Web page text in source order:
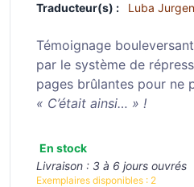
Traducteur(s) :
Luba
Témoignage
par le système de
pages brûlantes pour ne
« C’était ainsi… » !
En stock
Livraison : 3 à 6 jours ouvrés
Exemplaires disponibles : 2